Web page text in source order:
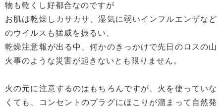
物も乾くし好都合なのですが
お肌は乾燥しカサカサ、湿気に弱いインフルエンザなど
のウイルスも猛威を振るい、
乾燥注意報が出る中、何かのきっかけで先日のロスの山
火事のような災害が起きないとも限りません。
火の元に注意するのはもちろんですが、火を使っていな
くても、コンセントのプラグにほこりが溜まって自然発